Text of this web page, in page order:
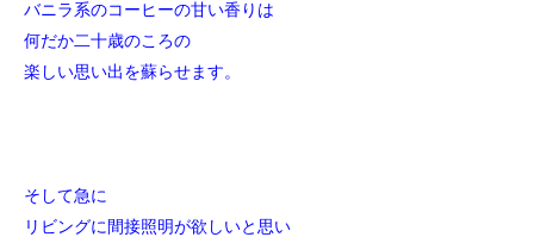
バニラ系のコーヒーの甘い香りは
何だか二十歳のころの
楽しい思い出を蘇らせます。
そして急に
リビングに間接照明が欲しいと思い